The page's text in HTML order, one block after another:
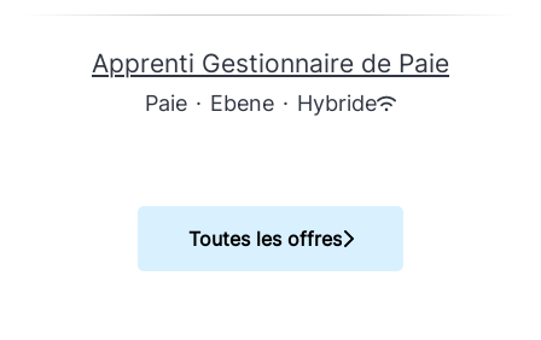
Apprenti Gestionnaire de Paie
Paie · Ebene · Hybride
Toutes les offres